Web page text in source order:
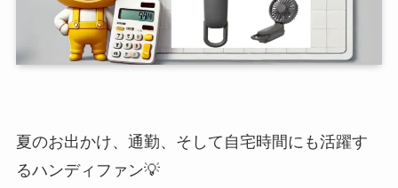
夏のお出かけ、通勤、そして自宅時間にも活躍す
るハンディファン💡